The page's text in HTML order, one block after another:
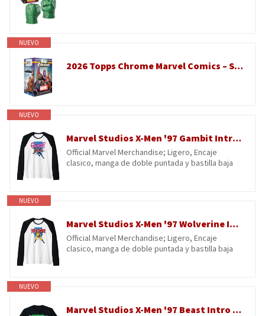
NUEVO
2026 Topps Chrome Marvel Comics – Sellado de fábrica – Caja de valor
NUEVO
Marvel Studios X-Men '97 Gambit Intro Pose & Logo Camiseta Manga Raglan
Official Marvel Merchandise; Ligero, Encaje
clasico, manga de doble puntada y bastilla baja
NUEVO
Marvel Studios X-Men '97 Wolverine Intro Pose & Logo Camiseta Manga Raglan
Official Marvel Merchandise; Ligero, Encaje
clasico, manga de doble puntada y bastilla baja
NUEVO
Marvel Studios X-Men '97 Beast Intro Pose & Logo Camiseta